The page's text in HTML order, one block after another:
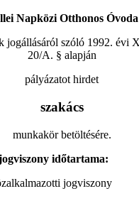
Napközi Otthonos Óvoda
jogállásáról szóló 1992. évi
20/A. § alapján
pályázatot hirdet
szakács
munkakör betöltésére.
időtartama:
jogviszony